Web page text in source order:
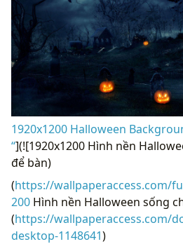
1920x1200 Halloween
“](![1920x1200 Hình nền
để bàn)
(https://wallpaperaccess.com/
200 Hình nền Halloween sống
(https://wallpaperaccess.com/
desktop-1148641)